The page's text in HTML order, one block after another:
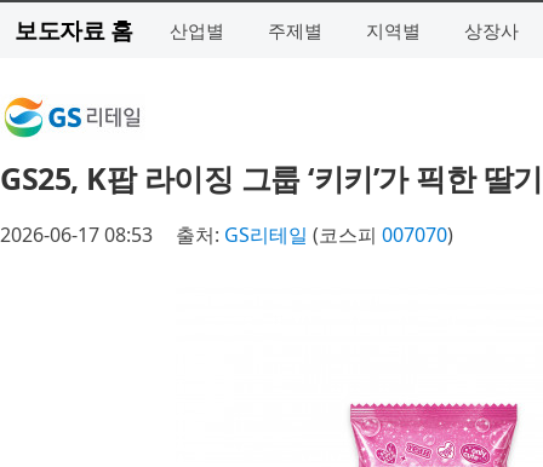
보도자료 홈 산업별 주제별 지역별 상장사
GS25, K팝 라이징 그룹 ‘키키’가 픽한 딸
2026-06-17 08:53 출처: GS리테일 (코스피 007070)